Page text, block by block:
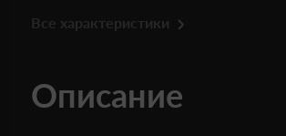
Все характеристики
Описание